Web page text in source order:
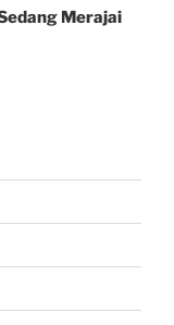
Merajai